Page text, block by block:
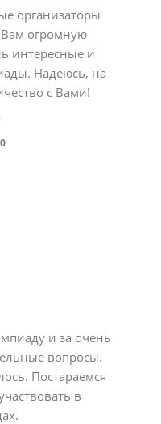
организаторы
огромную
интересные и
Надеюсь, на
с Вами!
и за очень
вопросы.
Постараемся
в